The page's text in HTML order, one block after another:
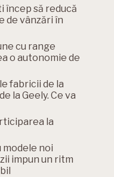
încep să reducă
de vânzări în
cu range
o autonomie de
fabricii de la
la Geely. Ce va
la
modele noi
impun un ritm